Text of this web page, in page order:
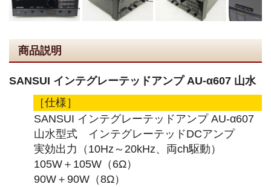
商品説明
SANSUI インテグレーテッドアンプ AU-α607 山水
［仕様］
SANSUI インテグレーテッドアンプ AU-α607
山水型式 インテグレーテッドDCアンプ
実効出力（10Hz～20kHz、両ch駆動）
105W＋105W（6Ω）
90W＋90W（8Ω）